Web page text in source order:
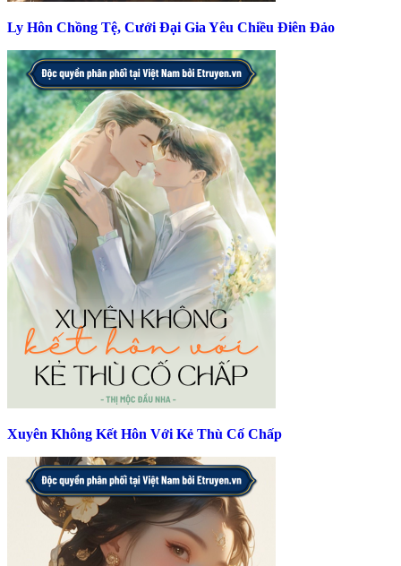
Ly Hôn Chồng Tệ, Cưới Đại Gia Yêu Chiều Điên Đảo
Xuyên Không Kết Hôn Với Kẻ Thù Cố Chấp